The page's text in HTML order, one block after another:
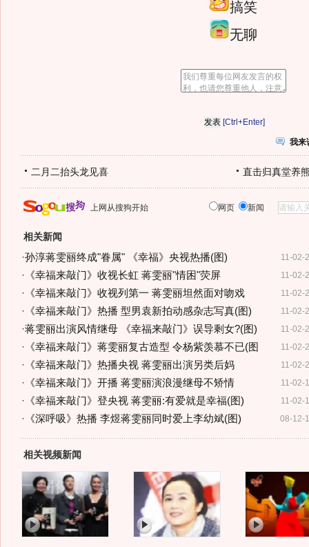
搞笑
无聊
[Ctrl+Enter]
我来
二月二抬头龙见喜 直击归真堂养
上网从搜狗开始 网页 新闻
相关新闻
11-02-
·孙淳蒋雯丽终成"眷属" 《幸福》央视热播(图)
11-02-
· 《幸福来敲门》收视长虹 蒋雯丽"情困"荧屏
11-02-
· 《幸福来敲门》收视列第一 蒋雯丽坦然面对吻戏
11-02-
· 《幸福来敲门》热播 型男袁新拍动感杂志写真(图)
11-02-
·蒋雯丽出演风情继母 《幸福来敲门》误导剩女?(图)
11-02-
· 《幸福来敲门》蒋雯丽复古造型 令杨紫羡慕不已(图
11-02-
· 《幸福来敲门》热播央视 蒋雯丽出演另类后妈
11-02-
· 《幸福来敲门》开播 蒋雯丽演浪漫继母不矫情
11-02-
· 《幸福来敲门》登央视 蒋雯丽:有爱就是幸福(图)
08-12-
· 《深呼吸》热播 李煜蒋雯丽同时爱上李幼斌(图)
相关视频新闻